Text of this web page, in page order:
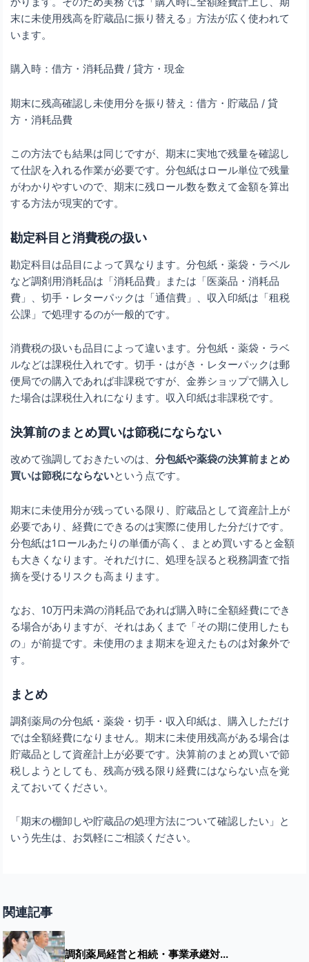
末に未使用残高を貯蔵品に振り替える」方法が広く使われて
います。
購入時：借方・消耗品費 / 貸方・現金
期末に残高確認し未使用分を振り替え：借方・貯蔵品 / 貸
方・消耗品費
この方法でも結果は同じですが、期末に実地で残量を確認し
て仕訳を入れる作業が必要です。分包紙はロール単位で残量
がわかりやすいので、期末に残ロール数を数えて金額を算出
する方法が現実的です。
勘定科目と消費税の扱い
勘定科目は品目によって異なります。分包紙・薬袋・ラベル
など調剤用消耗品は「消耗品費」または「医薬品・消耗品
費」、切手・レターパックは「通信費」、収入印紙は「租税
公課」で処理するのが一般的です。
消費税の扱いも品目によって違います。分包紙・薬袋・ラベ
ルなどは課税仕入れです。切手・はがき・レターパックは郵
便局での購入であれば非課税ですが、金券ショップで購入し
た場合は課税仕入れになります。収入印紙は非課税です。
決算前のまとめ買いは節税にならない
改めて強調しておきたいのは、分包紙や薬袋の決算前まとめ
買いは節税にならないという点です。
期末に未使用分が残っている限り、貯蔵品として資産計上が
必要であり、経費にできるのは実際に使用した分だけです。
分包紙は1ロールあたりの単価が高く、まとめ買いすると金額
も大きくなります。それだけに、処理を誤ると税務調査で指
摘を受けるリスクも高まります。
なお、10万円未満の消耗品であれば購入時に全額経費にでき
る場合がありますが、それはあくまで「その期に使用したも
の」が前提です。未使用のまま期末を迎えたものは対象外で
す。
まとめ
調剤薬局の分包紙・薬袋・切手・収入印紙は、購入しただけ
では全額経費になりません。期末に未使用残高がある場合は
貯蔵品として資産計上が必要です。決算前のまとめ買いで節
税しようとしても、残高が残る限り経費にはならない点を覚
えておいてください。
「期末の棚卸しや貯蔵品の処理方法について確認したい」と
いう先生は、お気軽にご相談ください。
関連記事
調剤薬局経営と相続・事業承継対...